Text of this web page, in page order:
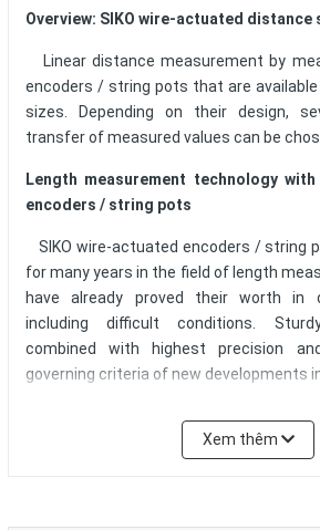
Overview: SIKO wire-actuated distance
Linear distance measurement by
encoders / string pots that are
sizes. Depending on their design,
transfer of measured values can be
Length measurement technology
encoders / string pots
SIKO wire-actuated encoders / string
for many years in the field of length
have already proved their worth in
including difficult conditions.
combined with highest precision
governing criteria of new developments
measured displacement encoder
Xem thêm